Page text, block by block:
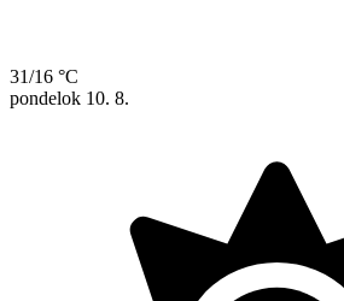
31/16 °C
pondelok 10. 8.